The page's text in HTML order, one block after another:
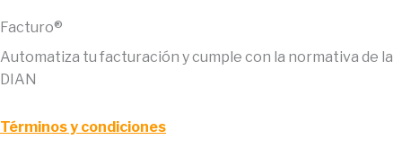
Facturo®
Automatiza tu facturación y cumple con la normativa de la
DIAN
Términos y condiciones